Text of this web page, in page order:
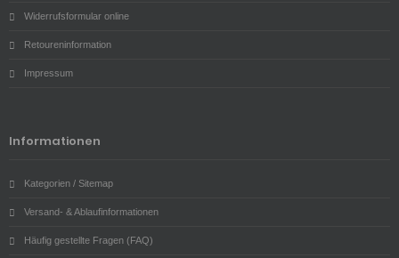
Widerrufsformular online
Retoureninformation
Impressum
Informationen
Kategorien / Sitemap
Versand- & Ablaufinformationen
Häufig gestellte Fragen (FAQ)